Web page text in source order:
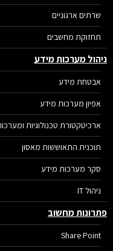
שרתים ארגוניים
תחזוקת מחשבים
מערכות מידע
אבטחת מידע
אפיון מערכות מידע
ארכיטקטורת טכנולוגיות ומערכות
תוכנית התאוששות מאסון
סקר מערכות מידע
ניהול IT
מחשוב
Share Point